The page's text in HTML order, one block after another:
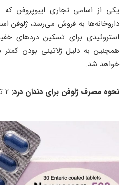
یکی از اسامی تجاری ایبوپروفن
داروخانه‌ها به فروش می‌رسد، ژلوفن
استروئیدی برای تسکین دردهای
همچنین به دلیل ژلاتینی بودن
خواهد شد.
نحوه مصرف ژلوفن برای دندان درد: